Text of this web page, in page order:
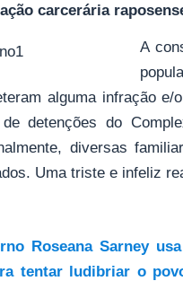
carcerária
A
alguma infração
detenções do
diversas
Uma triste e infeliz
Roseana Sarney
tentar ludibriar o